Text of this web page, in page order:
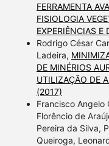
FERRAMENTA
FISIOLOGIA
EXPERIÊNCIAS E
Rodrigo César
Ladeira,
DE MINÉRIOS
UTILIZAÇÃO DE
(2017)
Francisco Angelo
Florêncio de
Pereira da Silva,
Queiroga,